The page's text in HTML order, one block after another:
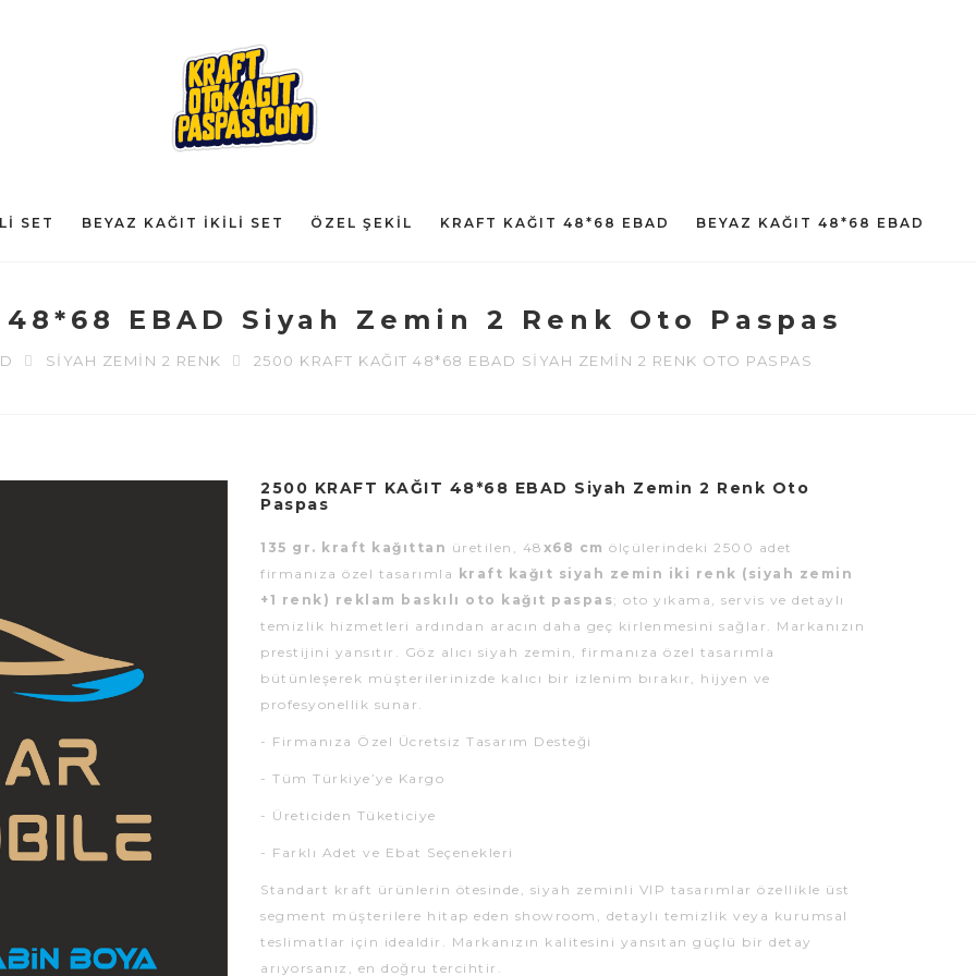
SET BEYAZ KAĞIT İKILI SET ÖZEL ŞEKIL KRAFT KAĞIT 48*68 EBAD BEYAZ KAĞIT 48*68 EBAD
48*68 EBAD Siyah Zemin 2 Renk Oto Paspas
SIYAH ZEMIN 2 RENK 2500 KRAFT KAĞIT 48*68 EBAD SIYAH ZEMIN 2 RENK OTO PASPAS
2500 KRAFT KAĞIT 48*68 EBAD Siyah Zemin 2 Renk Oto
Paspas
135 gr. kraft kağıttan üretilen, 48 x68 cm ölçülerindeki 2500 adet
firmanıza özel tasarımla
kraft kağıt siyah zemin iki renk (siyah zemin
+1 renk) reklam baskılı oto kağıt paspas; oto yıkama, servis ve detaylı
temizlik hizmetleri ardından aracın daha geç kirlenmesini sağlar. Markanızın
prestijini yansıtır. Göz alıcı siyah zemin, firmanıza özel tasarımla
bütünleşerek müşterilerinizde kalıcı bir izlenim bırakır, hijyen ve
profesyonellik sunar.
- Firmanıza Özel Ücretsiz Tasarım Desteği
- Tüm Türkiye’ye Kargo
- Üreticiden Tüketiciye
- Farklı Adet ve Ebat Seçenekleri
Standart kraft ürünlerin ötesinde, siyah zeminli VIP tasarımlar özellikle üst
segment müşterilere hitap eden showroom, detaylı temizlik veya kurumsal
teslimatlar için idealdir. Markanızın kalitesini yansıtan güçlü bir detay
arıyorsanız, en doğru tercihtir.